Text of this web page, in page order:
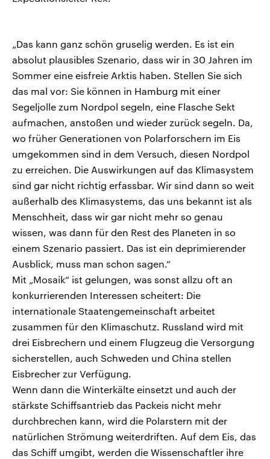
„Das kann ganz schön gruselig werden. Es ist ein
absolut plausibles Szenario, dass wir in 30 Jahren im
Sommer eine eisfreie Arktis haben. Stellen Sie sich
das mal vor: Sie können in Hamburg mit einer
Segeljolle zum Nordpol segeln, eine Flasche Sekt
aufmachen, anstoßen und wieder zurück segeln. Da,
wo früher Generationen von Polarforschern im Eis
umgekommen sind in dem Versuch, diesen Nordpol
zu erreichen. Die Auswirkungen auf das Klimasystem
sind gar nicht richtig erfassbar. Wir sind dann so weit
außerhalb des Klimasystems, das uns bekannt ist als
Menschheit, dass wir gar nicht mehr so genau
wissen, was dann für den Rest des Planeten in so
einem Szenario passiert. Das ist ein deprimierender
Ausblick, muss man schon sagen.“
Mit „Mosaik“ ist gelungen, was sonst allzu oft an
konkurrierenden Interessen scheitert: Die
internationale Staatengemeinschaft arbeitet
zusammen für den Klimaschutz. Russland wird mit
drei Eisbrechern und einem Flugzeug die Versorgung
sicherstellen, auch Schweden und China stellen
Eisbrecher zur Verfügung.
Wenn dann die Winterkälte einsetzt und auch der
stärkste Schiffsantrieb das Packeis nicht mehr
durchbrechen kann, wird die Polarstern mit der
natürlichen Strömung weiterdriften. Auf dem Eis, das
das Schiff umgibt, werden die Wissenschaftler ihre